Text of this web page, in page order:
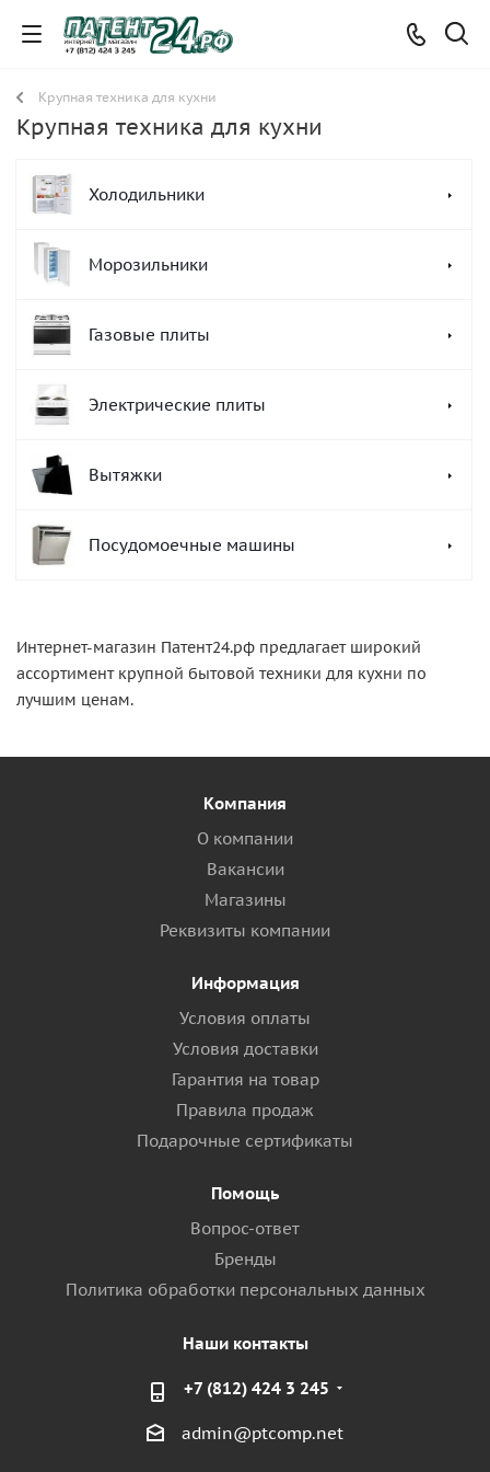
Крупная техника для кухни
Крупная техника для кухни
Холодильники
Морозильники
Газовые плиты
Электрические плиты
Вытяжки
Посудомоечные машины
Интернет-магазин Патент24.рф предлагает широкий
ассортимент крупной бытовой техники для кухни по
лучшим ценам.
Компания
О компании
Вакансии
Магазины
Реквизиты компании
Информация
Условия оплаты
Условия доставки
Гарантия на товар
Правила продаж
Подарочные сертификаты
Помощь
Вопрос-ответ
Бренды
Политика обработки персональных данных
Наши контакты
+7 (812) 424 3 245
admin@ptcomp.net